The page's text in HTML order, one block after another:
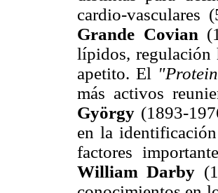
cardio-
Grande Covian
lípidos, regulación
apetito. El
más activos
György (1893-
en la
factores
William Darby